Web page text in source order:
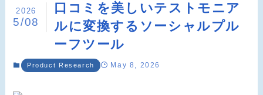
口コミを美しいテストモニア
ルに変換するソーシャルプル
ーフツール
2026
5/08
Product Research May 8, 2026